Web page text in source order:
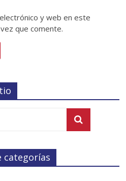
y web en este
que comente.
categorías